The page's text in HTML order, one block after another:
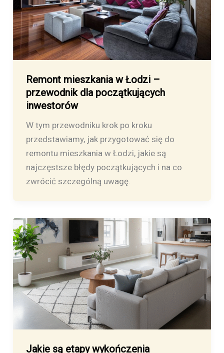
Remont mieszkania w Łodzi –
przewodnik dla początkujących
inwestorów
W tym przewodniku krok po kroku
przedstawiamy, jak przygotować się do
remontu mieszkania w Łodzi, jakie są
najczęstsze błędy początkujących i na co
zwrócić szczególną uwagę.
Jakie są etapy wykończenia